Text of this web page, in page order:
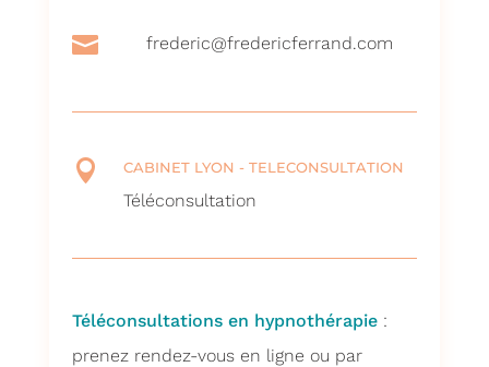
 frederic@fredericferrand.com
 CABINET LYON - TELECONSULTATION
Téléconsultation
Téléconsultations en hypnothérapie:
prenez rendez-vous en ligne ou par